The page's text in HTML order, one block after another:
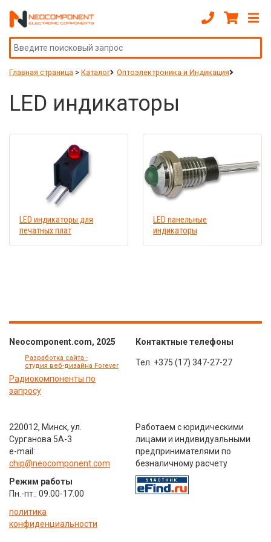
Главная страница > Каталог Оптоэлектроника и Индикация
LED индикаторы
LED индикаторы для
печатных плат
LED панельные
индикаторы
Neocomponent.com, 2025
Разработка сайта -
студия веб-дизайна Forever
Радиокомпоненты по
запросу
Контактные телефоны
Тел. +375 (17) 347-27-27
220012, Минск, ул.
Сурганова 5А-3
e-mail:
chip@neocomponent.com
Режим работы
Пн.-пт.: 09.00-17.00
политика
конфиденциальности
Работаем с юридическими
лицами и индивидуальными
предпринимателями по
безналичному расчету